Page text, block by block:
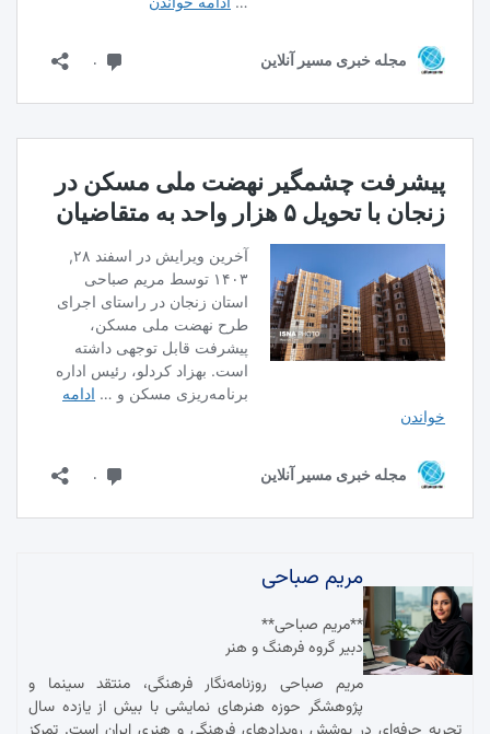
مریم صباحی
**مریم صباحی**
دبیر گروه فرهنگ و هنر
مریم صباحی روزنامه‌نگار فرهنگی، منتقد سینما و
پژوهشگر حوزه هنرهای نمایشی با بیش از یازده سال